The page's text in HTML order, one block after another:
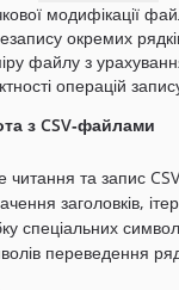
модифікації
окремих
файлу з
операцій
з CSV‑файлами
читання та запис
заголовків,
спеціальних
переведення